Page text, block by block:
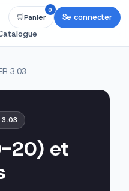
🛒Panier
0
Se connecter
3.03
3.03
20) et